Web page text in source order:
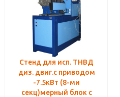
Стенд для исп. ТНВД
диз. двиг.с приводом
-7.5кВт (8-ми
секц)мерный блок с